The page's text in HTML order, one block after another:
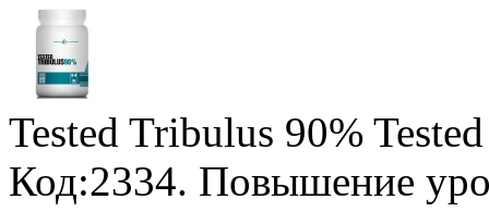
Tested Tribulus 90%
Код:2334. Повышение